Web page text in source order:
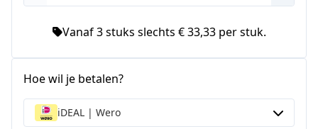
Vanaf 3 stuks slechts € 33,33 per stuk.
Hoe wil je betalen?
iDEAL | Wero